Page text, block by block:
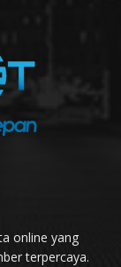
online yang
terpercaya.